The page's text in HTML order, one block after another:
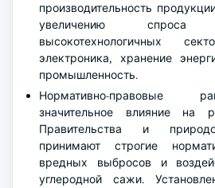
производительность
увеличению
высокотехнологичных
электроника, хранение
промышленность.
Нормативно-правовые
значительное влияние на
Правительства и
принимают строгие
вредных выбросов и
углеродной сажи.